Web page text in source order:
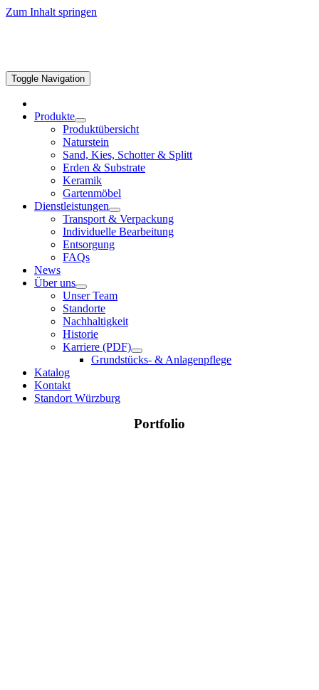
Zum Inhalt springen
Toggle Navigation
Produkte
Produktübersicht
Naturstein
Sand, Kies, Schotter & Splitt
Erden & Substrate
Keramik
Gartenmöbel
Dienstleistungen
Transport & Verpackung
Individuelle Bearbeitung
Entsorgung
FAQs
News
Über uns
Unser Team
Standorte
Nachhaltigkeit
Historie
Karriere (PDF)
Grundstücks- & Anlagenpflege
Katalog
Kontakt
Standort Würzburg
Portfolio